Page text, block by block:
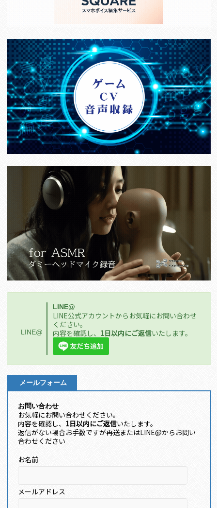
LINE@
LINE@
LINE公式アカウントからお気軽にお問い合わせ
ください。
内容を確認し、 1日以内にご返信いたします。
メールフォーム
お問い合わせ
お気軽にお問い合わせください。
内容を確認し、 1日以内にご返信いたします。
返信がない場合お手数ですが再送またはLINE@からお問い
合わせください
お名前
メールアドレス